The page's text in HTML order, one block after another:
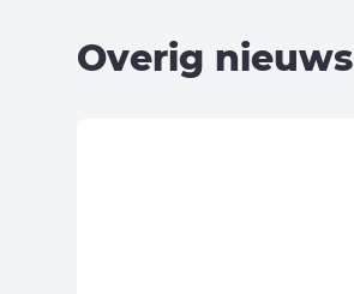
Overig nieuws